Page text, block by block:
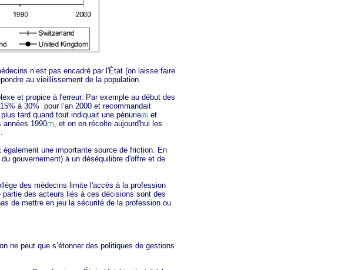
n’est pas encadré par l'État (on laisse faire
au vieillissement de la population.
et propice à l'erreur. Par exemple au début des
à 30% pour l’an 2000 et recommandait
tard quand tout indiquait une pénurie(6) et
années 1990(7)
, et on en récolte aujourd'hui les
une importante source de friction. En
gouvernement) à un déséquilibre d'offre et de
des médecins limite l'accès à la profession
des acteurs liés à ces décisions sont des
de mettre en jeu la sécurité de la profession ou
peut que s’étonner des politiques de gestions